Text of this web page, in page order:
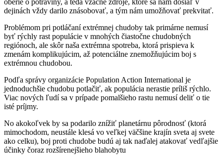
oberie o potraviny, a teda vzácne zdroje, ktoré sa nám dosiaľ v
dejinách vždy darilo znásobovať, a tým nám umožňovať prekvitať.
Problémom pri potláčaní extrémnej chudoby tak primárne nemusí
byť rýchly rast populácie v mnohých čiastočne chudobných
regiónoch, ale skôr naša extrémna spotreba, ktorá prispieva k
zmenám komplikujúcim, až potenciálne znemožňujúcim boj s
extrémnou chudobou.
Podľa správy organizácie Population Action International je
jednoduchšie chudobu potlačiť, ak populácia nerastie príliš rýchlo.
Viac nových ľudí sa v prípade pomalšieho rastu nemusí deliť o tie
isté príjmy.
No akokoľvek by sa podarilo znížiť planetárnu pôrodnosť (ktorá
mimochodom, neustále klesá vo veľkej väčšine krajín sveta aj svete
ako celku), boj proti chudobe budú aj tak naďalej atakovať vedľajšie
účinky čoraz rozšírenejšieho blahobytu